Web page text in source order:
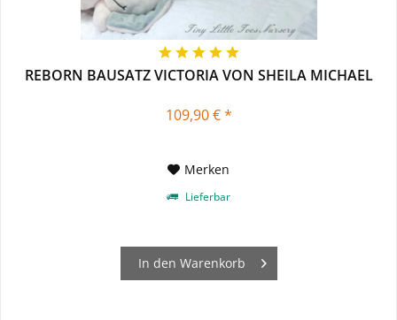
REBORN BAUSATZ VICTORIA VON SHEILA MICHAEL
109,90 € *
Merken
Lieferbar
In den Warenkorb